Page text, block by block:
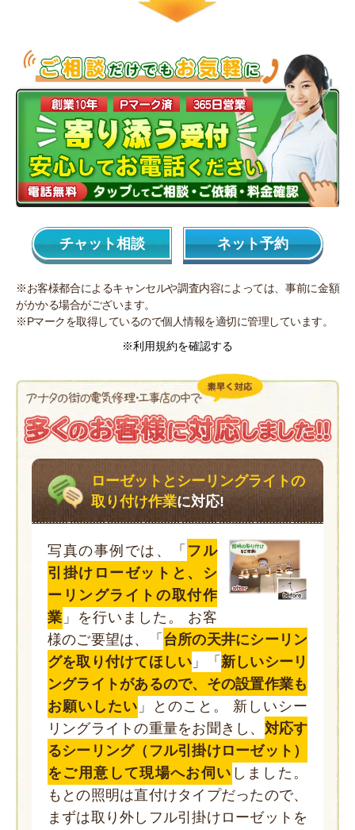
チャット相談 ネット予約
※お客様都合によるキャンセルや調査内容によっては、事前に金額
がかかる場合がございます。
※Pマークを取得しているので個人情報を適切に管理しています。
※利用規約を確認する
ローゼットとシーリングライトの
取り付け作業に対応!
写真の事例では、「 フル
引掛けローゼットと、シ
ーリングライトの取付作
業 」を行いました。 お客
様のご要望は、「 台所の天井にシーリン
グを取り付けてほしい 」「 新しいシーリ
ングライトがあるので、その設置作業も
お願いしたい 」とのこと。 新しいシー
リングライトの重量をお聞きし、 対応す
るシーリング（フル引掛けローゼット）
をご用意して現場へお伺い しました。
もとの照明は直付けタイプだったので、
まずは取り外しフル引掛けローゼットを